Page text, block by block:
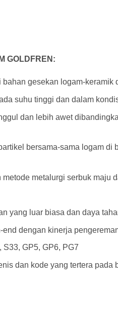
GOLDFREN:
gesekan logam-keramik
suhu tinggi dan dalam
dan lebih awet
bersama-sama logam
metalurgi serbuk maju
yang luar biasa dan daya
dengan kinerja
GP5, GP6, PG7
dan kode yang tertera pada